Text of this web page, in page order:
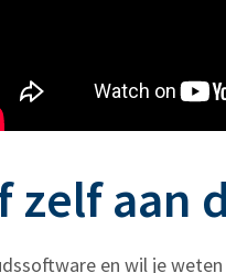
aan
en wil je